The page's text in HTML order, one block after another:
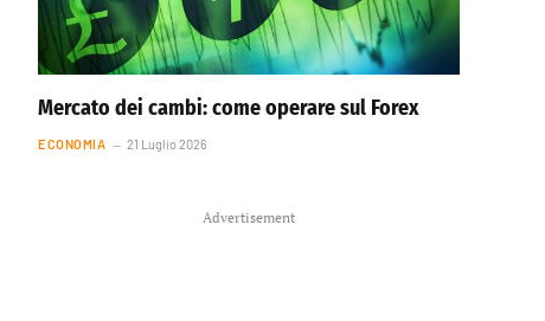
Mercato dei cambi: come operare sul Forex
ECONOMIA 21 Luglio 2026
Advertisement